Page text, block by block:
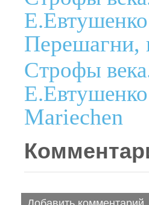
Перешагни,
Строфы
Mariechen